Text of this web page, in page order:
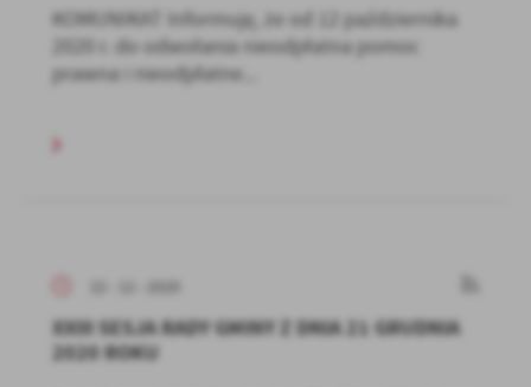
KOMUNIKAT Informuję, że od 12 października
2020 r. do odwołania nieodpłatna pomoc
prawna i nieodpłatne...
XXIII SESJA RADY GMINY Z DNIA 21 GRUDNIA
2020 ROKU